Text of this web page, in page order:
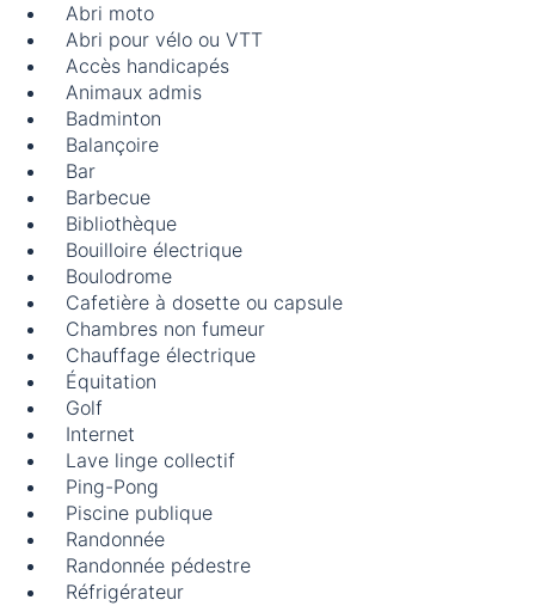
Abri moto
Abri pour vélo ou VTT
Accès handicapés
Animaux admis
Badminton
Balançoire
Bar
Barbecue
Bibliothèque
Bouilloire électrique
Boulodrome
Cafetière à dosette ou capsule
Chambres non fumeur
Chauffage électrique
Équitation
Golf
Internet
Lave linge collectif
Ping-Pong
Piscine publique
Randonnée
Randonnée pédestre
Réfrigérateur